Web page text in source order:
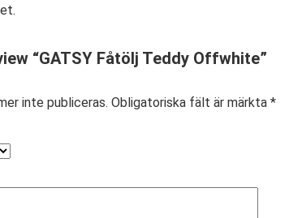
“GATSY Fåtölj Teddy Offwhite”
inte publiceras. Obligatoriska fält är märkta *